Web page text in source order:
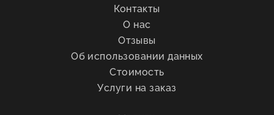
Контакты
О нас
Отзывы
Об использовании данных
Стоимость
Услуги на заказ